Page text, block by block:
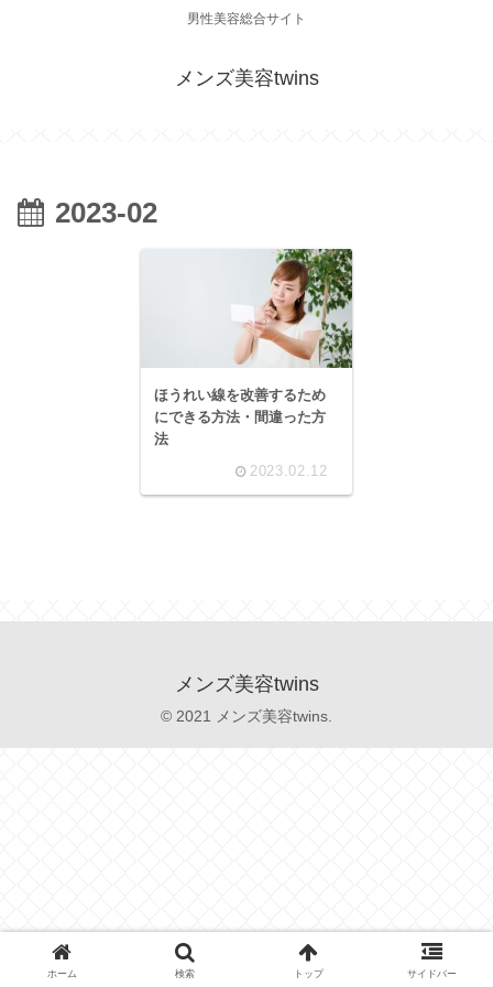
男性美容総合サイト
メンズ美容twins
2023-02
ほうれい線を改善するため
にできる方法・間違った方
法
2023.02.12
メンズ美容twins
© 2021 メンズ美容twins.
ホーム 検索 トップ サイドバー